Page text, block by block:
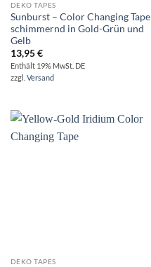
DEKO TAPES
Sunburst – Color Changing Tape
schimmernd in Gold-Grün und
Gelb
13,95€
Enthält 19% MwSt. DE
zzgl. Versand
DEKO TAPES